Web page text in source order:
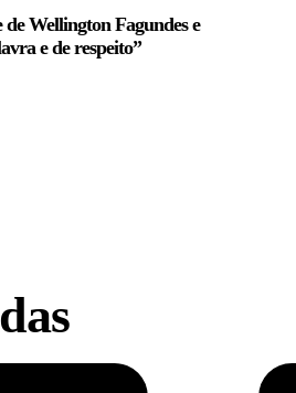
Wellington Fagundes e
e de respeito”